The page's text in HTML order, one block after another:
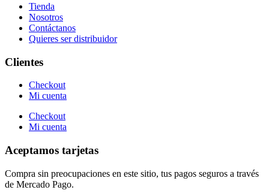
Tienda
Nosotros
Contáctanos
Quieres ser distribuidor
Clientes
Checkout
Mi cuenta
Checkout
Mi cuenta
Aceptamos tarjetas
Compra sin preocupaciones en este sitio, tus pagos seguros a través
de Mercado Pago.